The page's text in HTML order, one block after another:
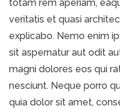
totam rem aperiam,
veritatis et quasi
explicabo. Nemo enim
sit aspernatur aut odit
magni dolores eos qui
nesciunt. Neque porro
quia dolor sit amet,